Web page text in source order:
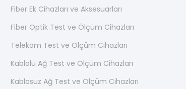
Fiber Ek Cihazları ve Aksesuarları
Fiber Optik Test ve Ölçüm Cihazları
Telekom Test ve Ölçüm Cihazları
Kablolu Ağ Test ve Ölçüm Cihazları
Kablosuz Ağ Test ve Ölçüm Cihazları